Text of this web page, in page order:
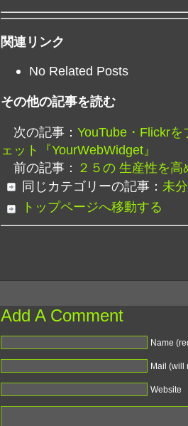
関連リンク
No Related Posts
その他の記事を読む
次の記事： YouTube・Flickr
ェット『YourWebWidget』
前の記事： ２５の 生産性を
同じカテゴリーの記事： 未
トップページへ移動する
Add A Comment
Name
Mail (will
Website